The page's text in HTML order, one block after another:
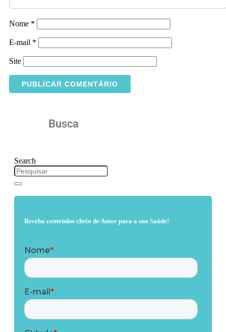
Nome *
E-mail *
Site
Busca
Search
Receba conteúdos cheio de Amor para a sua Saúde!